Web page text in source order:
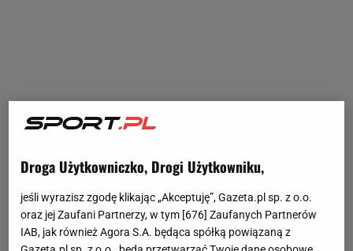
Droga Użytkowniczko, Drogi Użytkowniku,
jeśli wyrazisz zgodę klikając „Akceptuję”, Gazeta.pl sp. z o.o.
oraz jej Zaufani Partnerzy, w tym [676] Zaufanych Partnerów
IAB, jak również Agora S.A. będąca spółką powiązaną z